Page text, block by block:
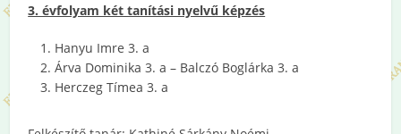
3. évfolyam két tanítási nyelvű képzés
Hanyu Imre 3. a
Árva Dominika 3. a – Balczó Boglárka 3. a
Herczeg Tímea 3. a